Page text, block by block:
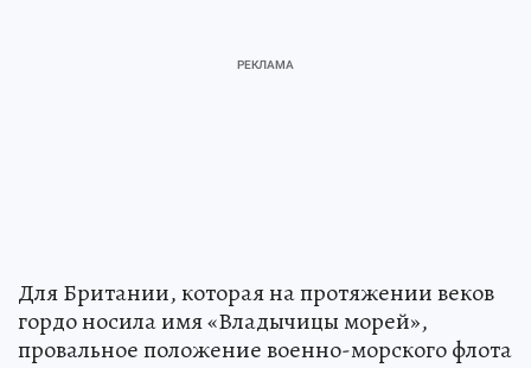
Для Британии, которая на протяжении веков
гордо носила имя «Владычицы морей»,
провальное положение военно-морского флота